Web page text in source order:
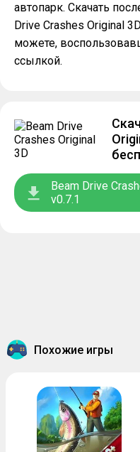
автопарк. Скачать
Drive Crashes Original
можете,
ссылкой.
Beam Drive
v0.7.1
Похожие игры